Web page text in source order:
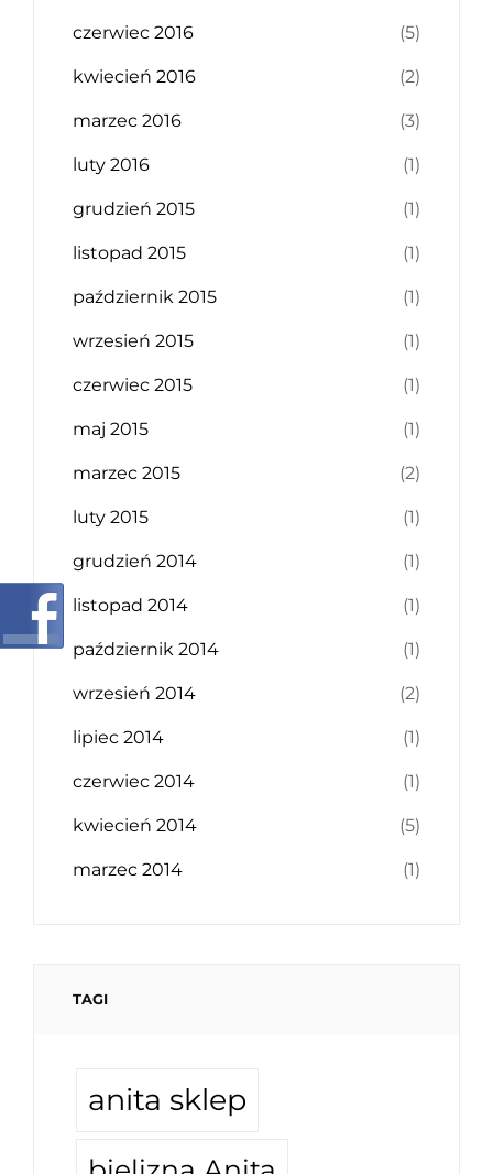
czerwiec 2016 (5)
kwiecień 2016 (2)
marzec 2016 (3)
luty 2016 (1)
grudzień 2015 (1)
listopad 2015 (1)
październik 2015 (1)
wrzesień 2015 (1)
czerwiec 2015 (1)
maj 2015 (1)
marzec 2015 (2)
luty 2015 (1)
grudzień 2014 (1)
listopad 2014 (1)
październik 2014 (1)
wrzesień 2014 (2)
lipiec 2014 (1)
czerwiec 2014 (1)
kwiecień 2014 (5)
marzec 2014 (1)
TAGI
anita sklep